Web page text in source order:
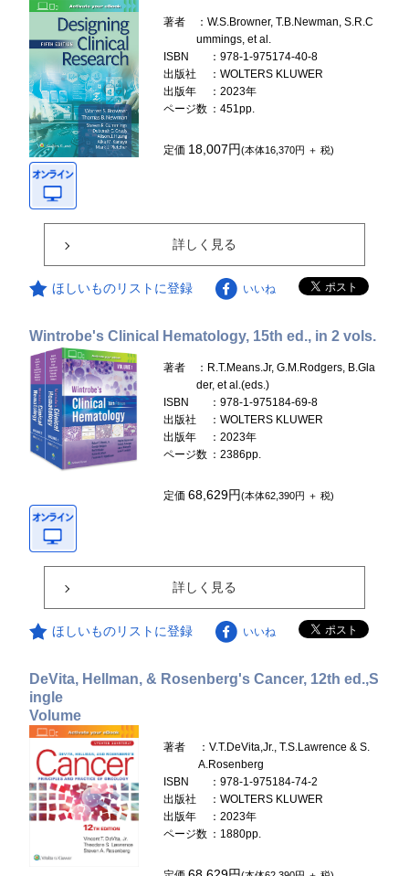
著者
：W.S.Browner, T.B.Newman, S.R.C
ummings, et al.
ISBN
：978-1-975174-40-8
出版社
：WOLTERS KLUWER
出版年
：2023年
ページ数 ：451pp.
定価 18,007円(本体16,370円 ＋ 税)
詳しく見る
ほしいものリストに登録 いいね
Wintrobe's Clinical Hematology, 15th ed., in 2 vols.
著者
：R.T.Means.Jr, G.M.Rodgers, B.Gla
der, et al.(eds.)
ISBN
：978-1-975184-69-8
出版社
：WOLTERS KLUWER
出版年
：2023年
ページ数 ：2386pp.
定価68,629円(本体62,390円 ＋ 税)
詳しく見る
ほしいものリストに登録 いいね
DeVita, Hellman, & Rosenberg's Cancer, 12th ed.,S
ingle
Volume
著者
：V.T.DeVita,Jr., T.S.Lawrence & S.
A.Rosenberg
ISBN
：978-1-975184-74-2
出版社
：WOLTERS KLUWER
出版年
：2023年
ページ数 ：1880pp.